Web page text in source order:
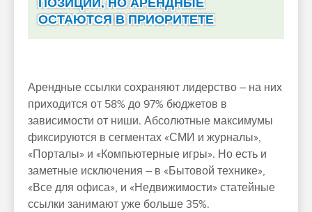
ПОЗИЦИИ, НО АРЕНДНЫЕ
ОСТАЮТСЯ В ПРИОРИТЕТЕ
Арендные ссылки сохраняют лидерство – на них
приходится от 58% до 97% бюджетов в
зависимости от ниши. Абсолютные максимумы
фиксируются в сегментах «СМИ и журналы»,
«Порталы» и «Компьютерные игры». Но есть и
заметные исключения – в «Бытовой технике»,
«Все для офиса», и «Недвижимости» статейные
ссылки занимают уже больше 35%.